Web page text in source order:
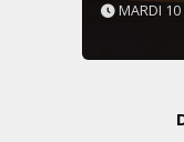
MARDI 10